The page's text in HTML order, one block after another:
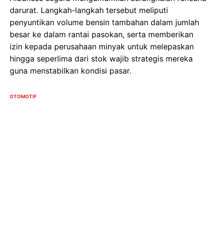
darurat. Langkah-langkah tersebut meliputi
penyuntikan volume bensin tambahan dalam jumlah
besar ke dalam rantai pasokan, serta memberikan
izin kepada perusahaan minyak untuk melepaskan
hingga seperlima dari stok wajib strategis mereka
guna menstabilkan kondisi pasar.
OTOMOTIF